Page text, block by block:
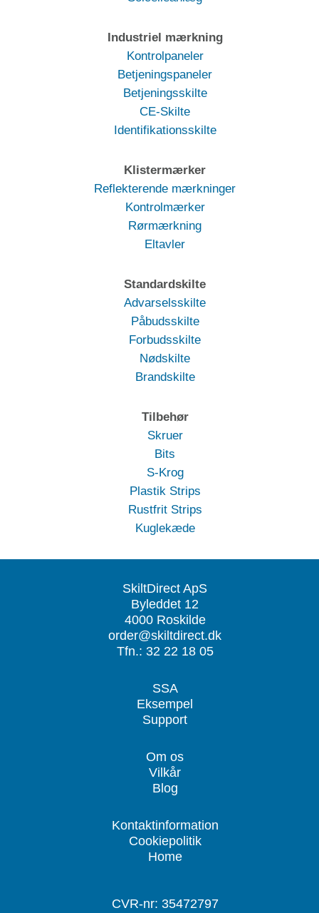
Industriel mærkning
Kontrolpaneler
Betjeningspaneler
Betjeningsskilte
CE-Skilte
Identifikationsskilte
Klistermærker
Reflekterende mærkninger
Kontrolmærker
Rørmærkning
Eltavler
Standardskilte
Advarselsskilte
Påbudsskilte
Forbudsskilte
Nødskilte
Brandskilte
Tilbehør
Skruer
Bits
S-Krog
Plastik Strips
Rustfrit Strips
Kuglekæde
SkiltDirect ApS
Byleddet 12
4000 Roskilde
order@skiltdirect.dk
Tfn.: 32 22 18 05
SSA
Eksempel
Support
Om os
Vilkår
Blog
Kontaktinformation
Cookiepolitik
Home
CVR-nr: 35472797